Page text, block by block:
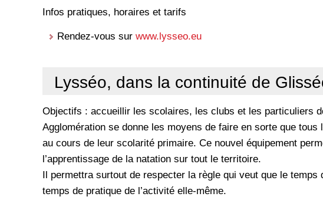
Infos pratiques, horaires et tarifs
Rendez-vous sur www.lysseo.eu
Lysséo, dans la continuité de
Objectifs : accueillir les scolaires, les clubs et les particuliers
Agglomération se donne les moyens de faire en sorte que
au cours de leur scolarité primaire. Ce nouvel équipement
l’apprentissage de la natation sur tout le territoire.
Il permettra surtout de respecter la règle qui veut que le
temps de pratique de l’activité elle-même.